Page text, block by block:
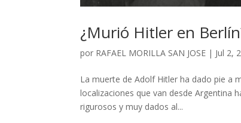
¿Murió Hitler en
por RAFAEL MORILLA SAN JOSE | Jul 2,
La muerte de Adolf Hitler ha dado pie a
localizaciones que van desde Argentina
rigurosos y muy dados al...